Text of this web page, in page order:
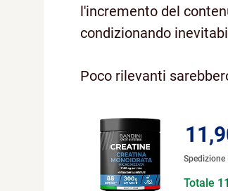
l'incremento del
condizionando
Poco rilevanti
Spedizione
Totale